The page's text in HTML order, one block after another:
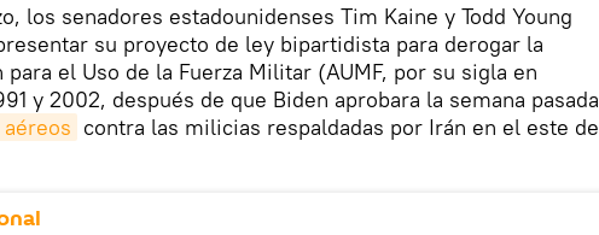
los senadores estadounidenses Tim Kaine y Todd Young
su proyecto de ley bipartidista para derogar la
el Uso de la Fuerza Militar (AUMF, por su sigla en
y 2002, después de que Biden aprobara la semana pasada
contra las milicias respaldadas por Irán en el este de